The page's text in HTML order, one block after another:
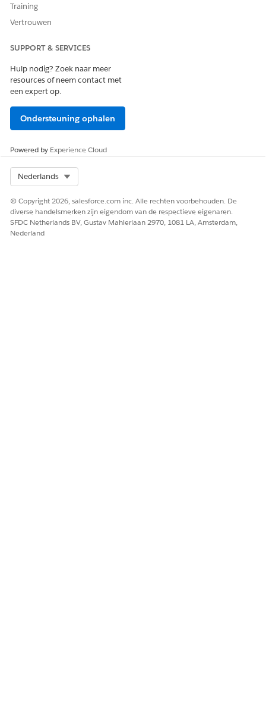
Training
Vertrouwen
SUPPORT & SERVICES
Hulp nodig? Zoek naar meer
resources of neem contact met
een expert op.
Ondersteuning ophalen
Powered by Experience Cloud
Nederlands
© Copyright 2026, salesforce.com inc. Alle rechten voorbehouden. De
diverse handelsmerken zijn eigendom van de respectieve eigenaren.
SFDC Netherlands BV, Gustav Mahlerlaan 2970, 1081 LA, Amsterdam,
Nederland